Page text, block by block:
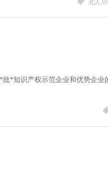
北人,
批*知识产权示范企业和优势企业